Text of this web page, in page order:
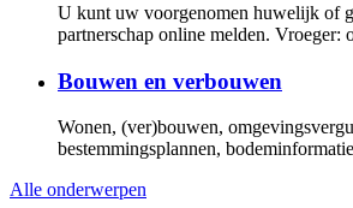
U kunt uw voorgenomen huwelijk of
partnerschap online melden. Vroeger:
Bouwen en verbouwen
Wonen, (ver)bouwen,
bestemmingsplannen,
Alle onderwerpen